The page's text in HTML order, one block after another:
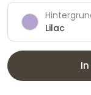
Lilac